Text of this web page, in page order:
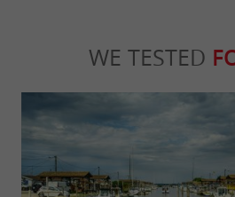
WE TESTED